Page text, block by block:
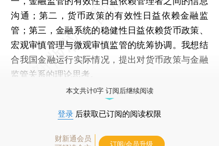
沟通；第二，货币政策的有效性日益依赖金融监
管；第三，金融系统的稳健性日益依赖货币政策、
宏观审慎管理与微观审慎监管的统筹协调。我想结
合我国金融运行实际情况，提出对货币政策与金融
监管关系的理论思考。
本文共计0字 订阅后继续阅读
登录 后获取已订阅的阅读权限
财新通会员
订阅/会员升级